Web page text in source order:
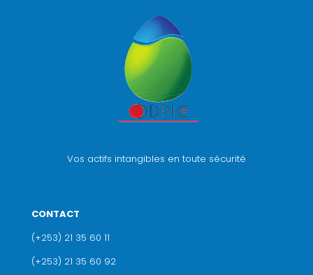
Vos actifs intangibles en toute sécurité
CONTACT
(+253) 21 35 60 11
(+253) 21 35 60 92